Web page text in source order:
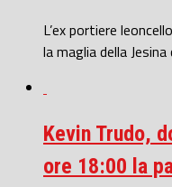
L’ex portiere
la maglia della Jesina
Kevin Trudo,
ore 18:00 la